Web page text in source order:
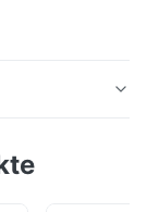
Gr 70